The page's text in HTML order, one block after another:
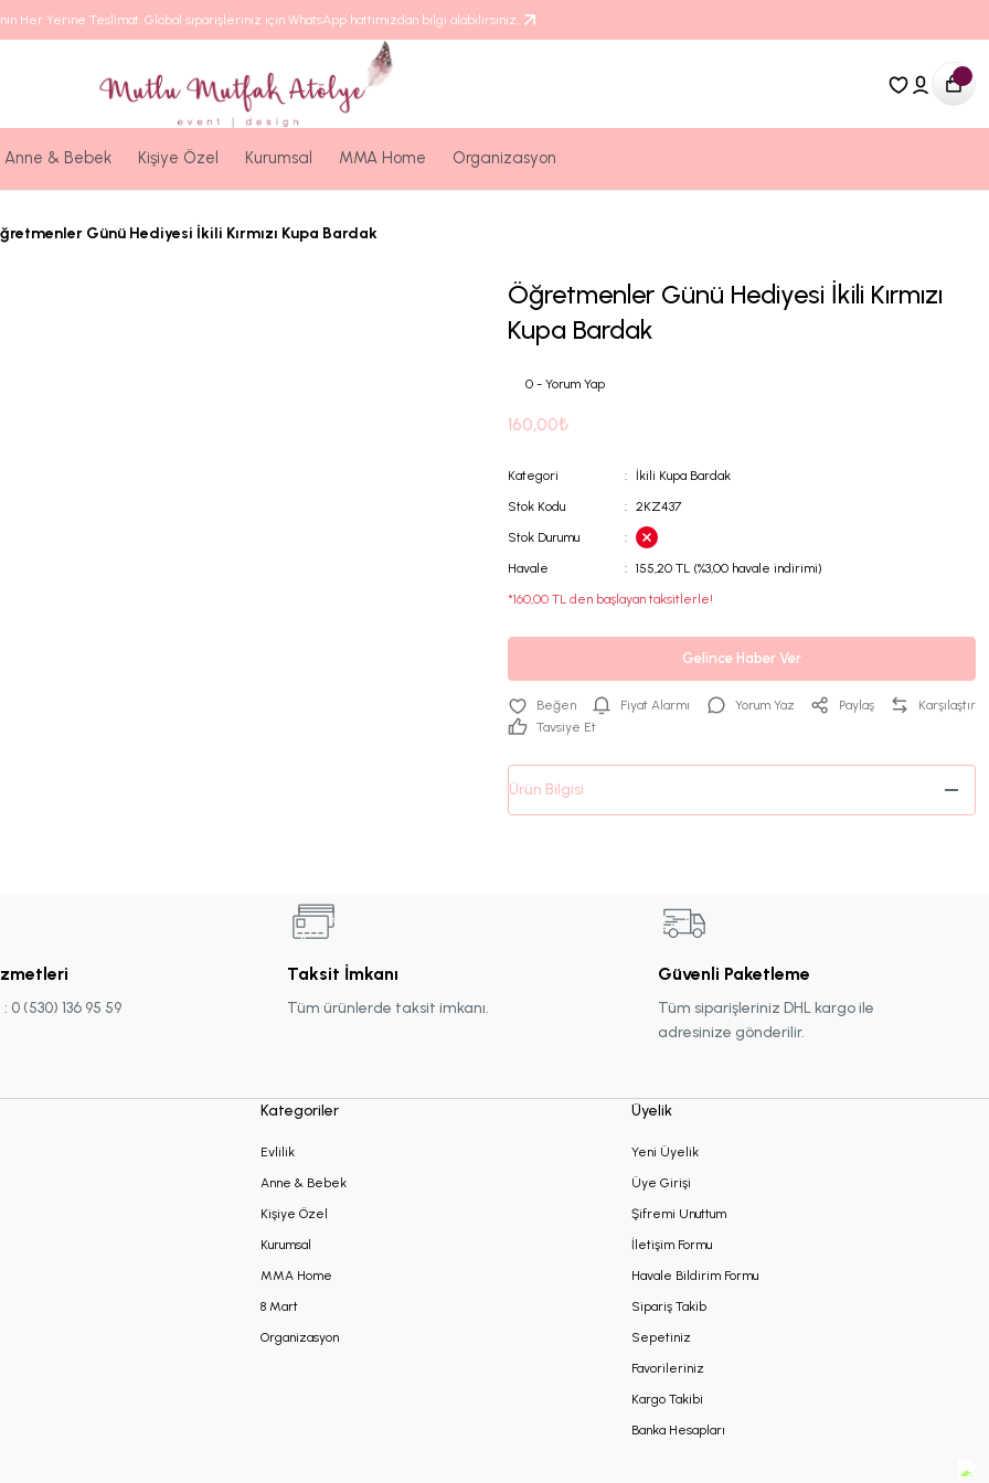
Her Yerine Teslimat. Global siparişleriniz için WhatsApp hattımızdan bilgi alabilirsiniz.
Anne & Bebek Kişiye Özel Kurumsal MMA Home Organizasyon
Günü Hediyesi İkili Kırmızı Kupa Bardak
Öğretmenler Günü Hediyesi İkili Kırmızı
Kupa Bardak
0 - Yorum Yap
160,00₺
Kategori
İkili Kupa Bardak
Stok Kodu
2KZ437
Stok Durumu
Havale
155,20 TL (%3,00 havale indirimi)
*160,00 TL den başlayan taksitlerle!
Gelince Haber Ver
Fiyat Alarmı Yorum Yaz Paylaş
Karşılaştır
Tavsiye Et
Ürün Bilgisi
0 (530) 136 95 59
Taksit İmkanı
Tüm ürünlerde taksit imkanı.
Güvenli Paketleme
Tüm siparişleriniz DHL kargo ile
adresinize gönderilir.
Kategoriler
Evlilik
Anne & Bebek
Kişiye Özel
Kurumsal
MMA Home
8 Mart
Organizasyon
Üyelik
Yeni Üyelik
Üye Girişi
Şifremi Unuttum
İletişim Formu
Havale Bildirim Formu
Sipariş Takib
Sepetiniz
Favorileriniz
Kargo Takibi
Banka Hesapları